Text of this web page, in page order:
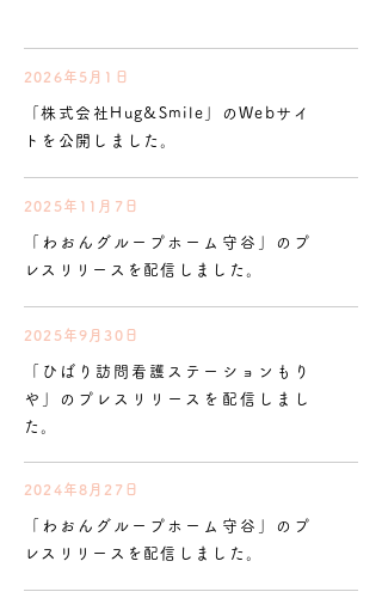
2026年5月1日
「株式会社Hug&Smile」のWebサイ
トを公開しました。
2025年11月7日
「わおんグループホーム守谷」のプ
レスリリースを配信しました。
2025年9月30日
「ひばり訪問看護ステーションもり
や」のプレスリリースを配信しまし
た。
2024年8月27日
「わおんグループホーム守谷」のプ
レスリリースを配信しました。